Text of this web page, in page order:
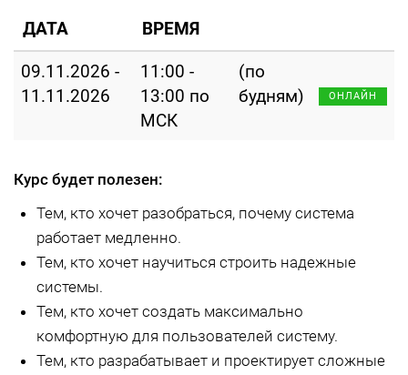
ДАТА ВРЕМЯ
09.11.2026 -
11.11.2026
11:00 -
13:00 по
МСК
(по
будням)
ОНЛАЙН
Курс будет полезен:
Тем, кто хочет разобраться, почему система
работает медленно.
Тем, кто хочет научиться строить надежные
системы.
Тем, кто хочет создать максимально
комфортную для пользователей систему.
Тем, кто разрабатывает и проектирует сложные